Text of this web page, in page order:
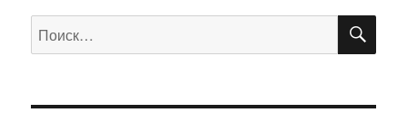
Искать: